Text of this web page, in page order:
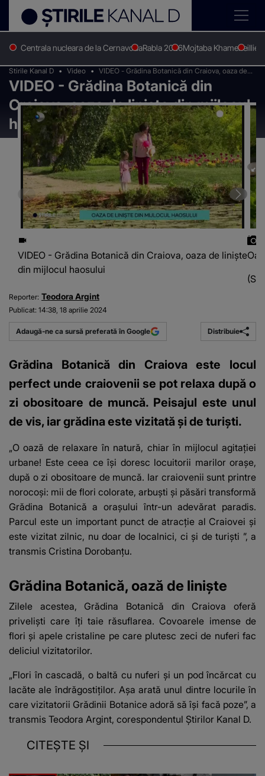
Centrala nucleara de la CernavodaRabla 2026Mojtaba KhameneiIlie
Stirile Kanal D Video
VIDEO - Grădina Botanică din Craiova, oaza de
liniște din mijlocul haosului
VIDEO - Grădina Botanică din
Craiova, oaza de liniște din mijlocul
haosului
VIDEO - Grădina Botanică din Craiova, oaza de liniște
din mijlocul haosului
Reporter: Teodora Argint
Publicat: 14:38, 18 aprilie 2024
Adaugă-ne ca sursă preferată în Google Distribuie
Grădina Botanică din Craiova este locul
perfect unde craiovenii se pot relaxa după o
zi obositoare de muncă. Peisajul este unul
de vis, iar grădina este vizitată și de turiști.
„O oază de relaxare în natură, chiar în mijlocul agitației
urbane! Este ceea ce își doresc locuitorii marilor orașe,
după o zi obositoare de muncă. Iar craiovenii sunt printre
norocoși: mii de flori colorate, arbuști și păsări transformă
Grădina Botanică a orașului într-un adevărat paradis.
Parcul este un important punct de atracție al Craiovei și
este vizitat zilnic, nu doar de localnici, ci și de turiști ”, a
transmis Cristina Dorobanțu.
Grădina Botanică, oază de liniște
Zilele acestea, Grădina Botanică din Craiova oferă
priveliști care îți taie răsuflarea. Covoarele imense de
flori și apele cristaline pe care plutesc zeci de nuferi fac
deliciul vizitatorilor.
„Flori în cascadă, o baltă cu nuferi și un pod încărcat cu
lacăte ale îndrăgostiților. Așa arată unul dintre locurile în
care vizitatorii Grădinii Botanice adoră să își facă poze”, a
transmis Teodora Argint, corespondentul Știrilor Kanal D.
CITEȘTE ȘI